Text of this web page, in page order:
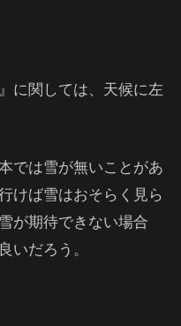
に関しては、天候に左
では雪が無いことがあ
けば雪はおそらく見ら
が期待できない場合
いだろう。